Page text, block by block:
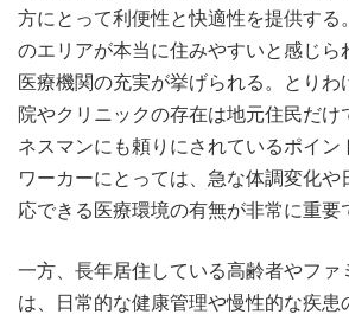
方にとって利便性と快適性を提供する
のエリアが本当に住みやすいと感じら
医療機関の充実が挙げられる。とりわ
院やクリニックの存在は地元住民だけ
ネスマンにも頼りにされているポイン
ワーカーにとっては、急な体調変化
応できる医療環境の有無が非常に重要
一方、長年居住している高齢者やファ
は、日常的な健康管理や慢性的な疾患